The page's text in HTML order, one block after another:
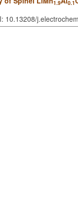
1.9 0.1
10.13208/